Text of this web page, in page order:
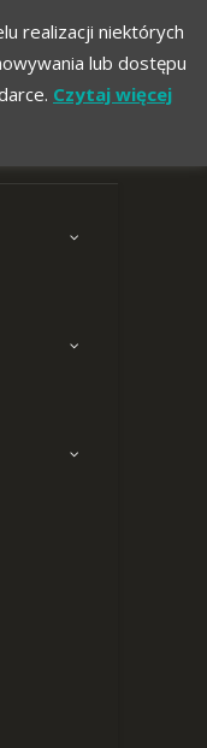
realizacji niektórych
lub dostępu
Czytaj więcej